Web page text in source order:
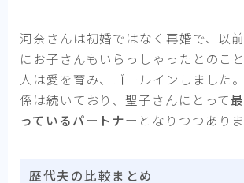
河奈さんは初婚ではなく再婚で、以
にお子さんもいらっしゃったとのこ
人は愛を育み、ゴールインしました
係は続いており、聖子さんにとって
っているパートナー となりつつありま
歴代夫の比較まとめ